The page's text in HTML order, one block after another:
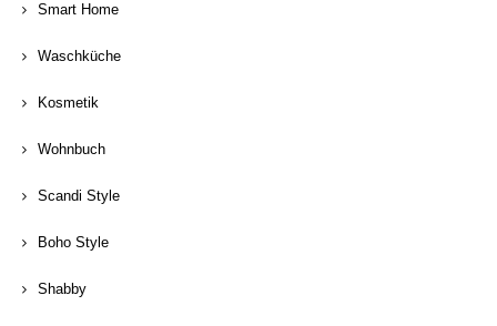
Smart Home
Waschküche
Kosmetik
Wohnbuch
Scandi Style
Boho Style
Shabby